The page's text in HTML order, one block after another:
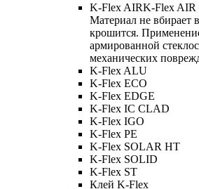
K-Flex AIRK-Flex AIR
Материал не вбирает
крошится.
армированной
механических
K-Flex ALU
K-Flex ECO
K-Flex EDGE
K-Flex IC CLAD
K-Flex IGO
K-Flex PE
K-Flex SOLAR HT
K-Flex SOLID
K-Flex ST
Клей K-Flex